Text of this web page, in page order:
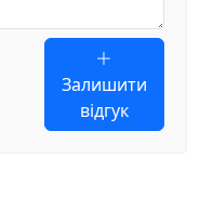
Залишити
відгук